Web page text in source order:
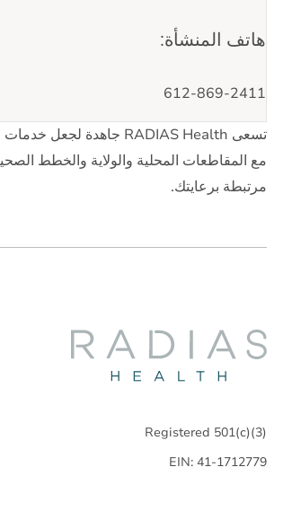
هاتف المنشأة:
612-869-2411
مع المقاطعات المحلية والولاية والخطط
مرتبطة برعايتك.
Registered 501(c)(3)
EIN: 41-1712779